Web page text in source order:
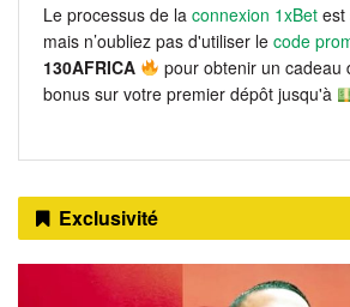
Le processus de la connexion 1xBet est
mais n’oubliez pas d'utiliser le code
130AFRICA
pour obtenir un
bonus sur votre premier dépôt jusqu'à
Exclusivité